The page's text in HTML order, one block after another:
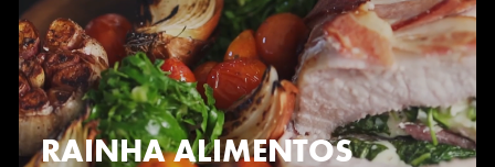
RAINHA ALIMENTOS